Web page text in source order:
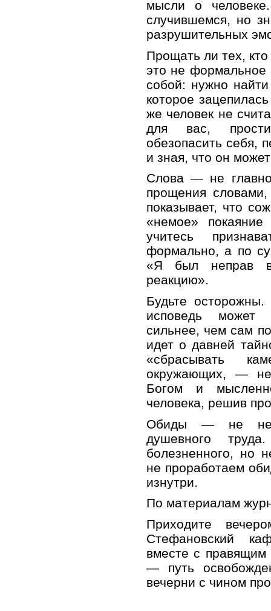
мысли о
случившемся, но
разрушительных
Прощать ли тех,
это не
собой: нужно
которое
же человек не
для вас,
обезопасить себя,
и зная, что он
Слова — не
прощения
показывает, что
«немое»
учитесь
формально, а по
«Я был неправ
реакцию».
Будьте
исповедь может
сильнее, чем сам
идет о давней
«сбрасывать
окружающих, — не
Богом и
человека, решив
Обиды — не
душевного
болезненного, но
не проработаем
изнутри.
По материалам
Приходите
Стефановский
вместе с правящим
— путь
вечерни с чином